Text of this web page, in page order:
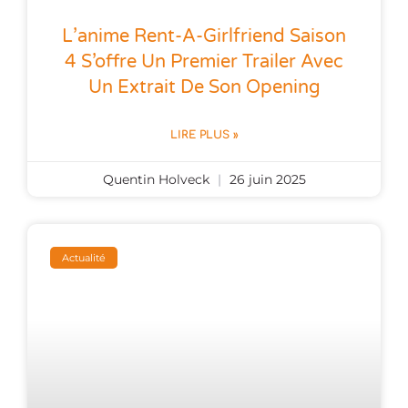
L’anime Rent-A-Girlfriend Saison
4 S’offre Un Premier Trailer Avec
Un Extrait De Son Opening
LIRE PLUS »
Quentin Holveck 26 juin 2025
Actualité